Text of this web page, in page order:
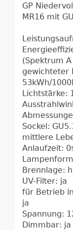
GP
MR16 mit
(Spektrum
gewichteter
53kWh/
Lichtstärke:
Sockel:
mittlere
Anlaufzeit:
Brennlage:
UV-Filter: ja
für Betrieb
ja
Spannung:
Dimmbar: ja